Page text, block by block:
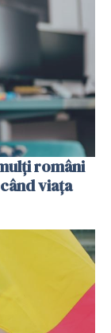
români
viața